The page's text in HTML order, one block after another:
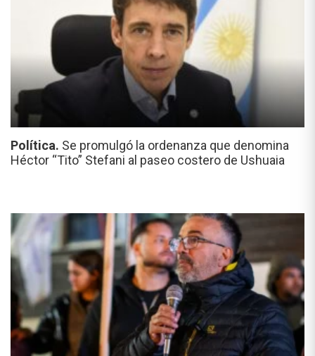
Política. Se promulgó la ordenanza que denomina
Héctor “Tito” Stefani al paseo costero de Ushuaia